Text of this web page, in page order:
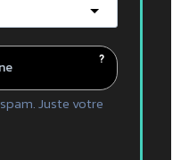
?
Juste votre